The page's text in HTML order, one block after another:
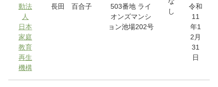
動法
人
日本
家庭
教育
再生
機構
長田 百合子
503番地 ライ
オンズマンシ
ョン池場202号
し
令和
11
年1
2月
31
日